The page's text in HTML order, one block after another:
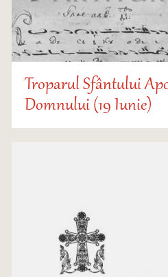
Troparul Sfântului
Domnului (19 Iunie)